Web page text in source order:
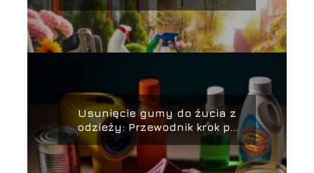
Usunięcie gumy do żucia z
odzieży: Przewodnik krok po